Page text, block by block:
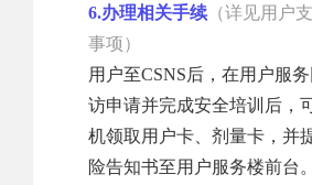
6.办理相关手续 （详见用户
事项）
用户至CSNS后，在用户服
访申请并完成安全培训后，
机领取用户卡、剂量卡，并
险告知书至用户服务楼前台